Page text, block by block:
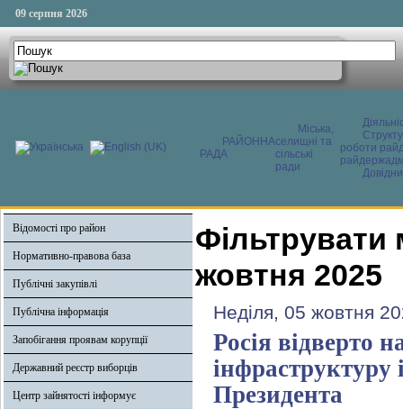
09 серпня 2026
РАЙОННА
РАДА
Міська,
селищні та
сільські
ради
роботи
Відомості про район
Нормативно-правова база
Публічні закупівлі
Публічна інформація
Запобігання проявам корупції
Державний реєстр виборців
Центр зайнятості інформує
Фільтрувати
жовтня 2025
Неділя, 05 жовтня
Росія відверто
інфраструктуру
Президента